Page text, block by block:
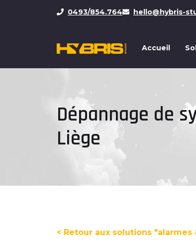
0493/854.764 hello@hybris-
Accueil
Dépannage de
Liège
< Retour aux solutions "alarmes